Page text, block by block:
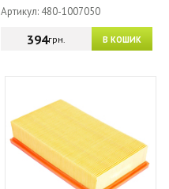
Артикул: 480-1007050
В КОШИК
394грн.